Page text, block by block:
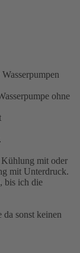
ohne
Kühlung mit oder
mit Unterdruck.
bis ich die
sonst keinen